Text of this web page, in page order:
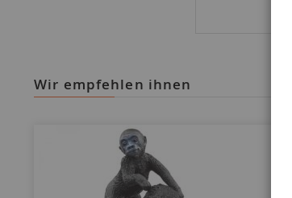
wir empfehlen ihnen